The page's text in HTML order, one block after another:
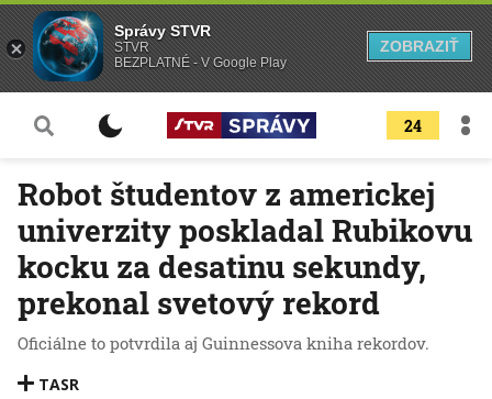
24
Robot študentov z americkej
univerzity poskladal Rubikovu
kocku za desatinu sekundy,
prekonal svetový rekord
Oficiálne to potvrdila aj Guinnessova kniha rekordov.
TASR
Správy STVR
STVR
BEZPLATNÉ - V Google Play
ZOBRAZIŤ